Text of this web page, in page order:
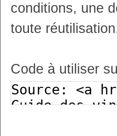
conditions, une
toute
Code à utiliser